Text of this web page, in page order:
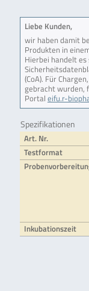
Liebe Kunden,
wir haben damit
Produkten in
Hierbei handelt es
(CoA). Für
gebracht wurden,
Portal eifu.r-
Spezifikationen
Art. Nr.
Testformat
Inkubationszeit